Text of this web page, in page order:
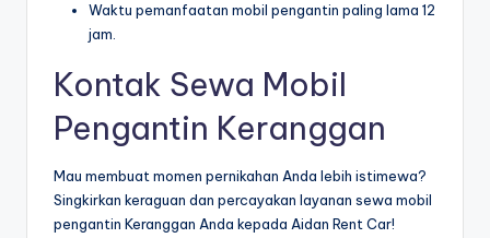
Waktu pemanfaatan mobil pengantin paling lama 12
jam.
Kontak Sewa Mobil
Pengantin Keranggan
Mau membuat momen pernikahan Anda lebih istimewa?
Singkirkan keraguan dan percayakan layanan sewa mobil
pengantin Keranggan Anda kepada Aidan Rent Car!